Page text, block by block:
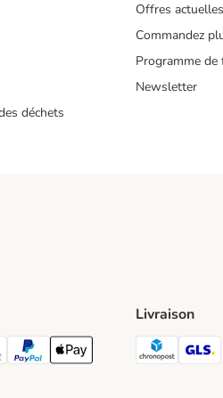
déchets
Offres actuelles
Commandez
Programme de
Newsletter
Method
Payment Method
Paypal Payment Method
Apple Pay Payment Method
Method
Livraison